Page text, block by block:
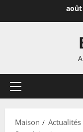
août
Menu
Maison
Actualités